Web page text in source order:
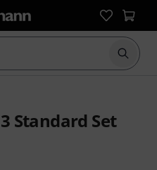
Start
Standard Set
fra 3 kundebedømmelser